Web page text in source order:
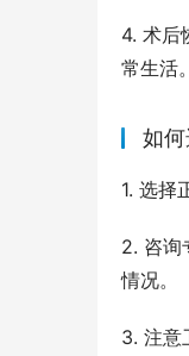
4. 术后
常生活。
如
1. 选择
2. 咨询
情况。
3. 注意